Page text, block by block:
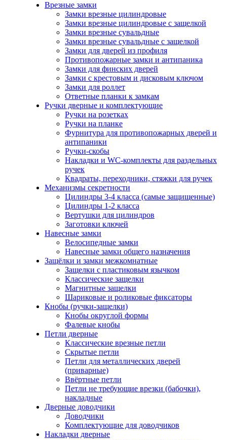
Врезные замки
Замки врезные цилиндровые
Замки врезные цилиндровые с защелкой
Замки врезные сувальдные
Замки врезные сувальдные с защелкой
Замки для дверей из профиля
Противопожарные замки и антипаника
Замки для финских дверей
Замки с крестовым и дисковым ключом
Замки для роллет
Ответные планки к замкам
Ручки дверные и комплектующие
Ручки на розетках
Ручки на планке
Фурнитура для противопожарных дверей и
антипаники
Ручки-скобы
Накладки и WC-комплекты для раздельных
ручек
Квадраты, переходники, стяжки для ручек
Механизмы секретности
Цилиндры 3-4 класса (самые защищенные)
Цилиндры 1-2 класса
Вертушки для цилиндров
Заготовки ключей
Навесные замки
Велосипедные замки
Навесные замки общего назначения
Защёлки и замки межкомнатные
Защелки с пластиковым язычком
Классические защелки
Магнитные защелки
Шариковые и роликовые фиксаторы
Кнобы (ручки-защелки)
Кнобы округлой формы
Фалевые кнобы
Петли дверные
Классические врезные петли
Скрытые петли
Петли для металлических дверей
(приварные)
Ввёртные петли
Петли не требующие врезки (бабочки),
накладные
Дверные доводчики
Доводчики
Комплектующие для доводчиков
Накладки дверные